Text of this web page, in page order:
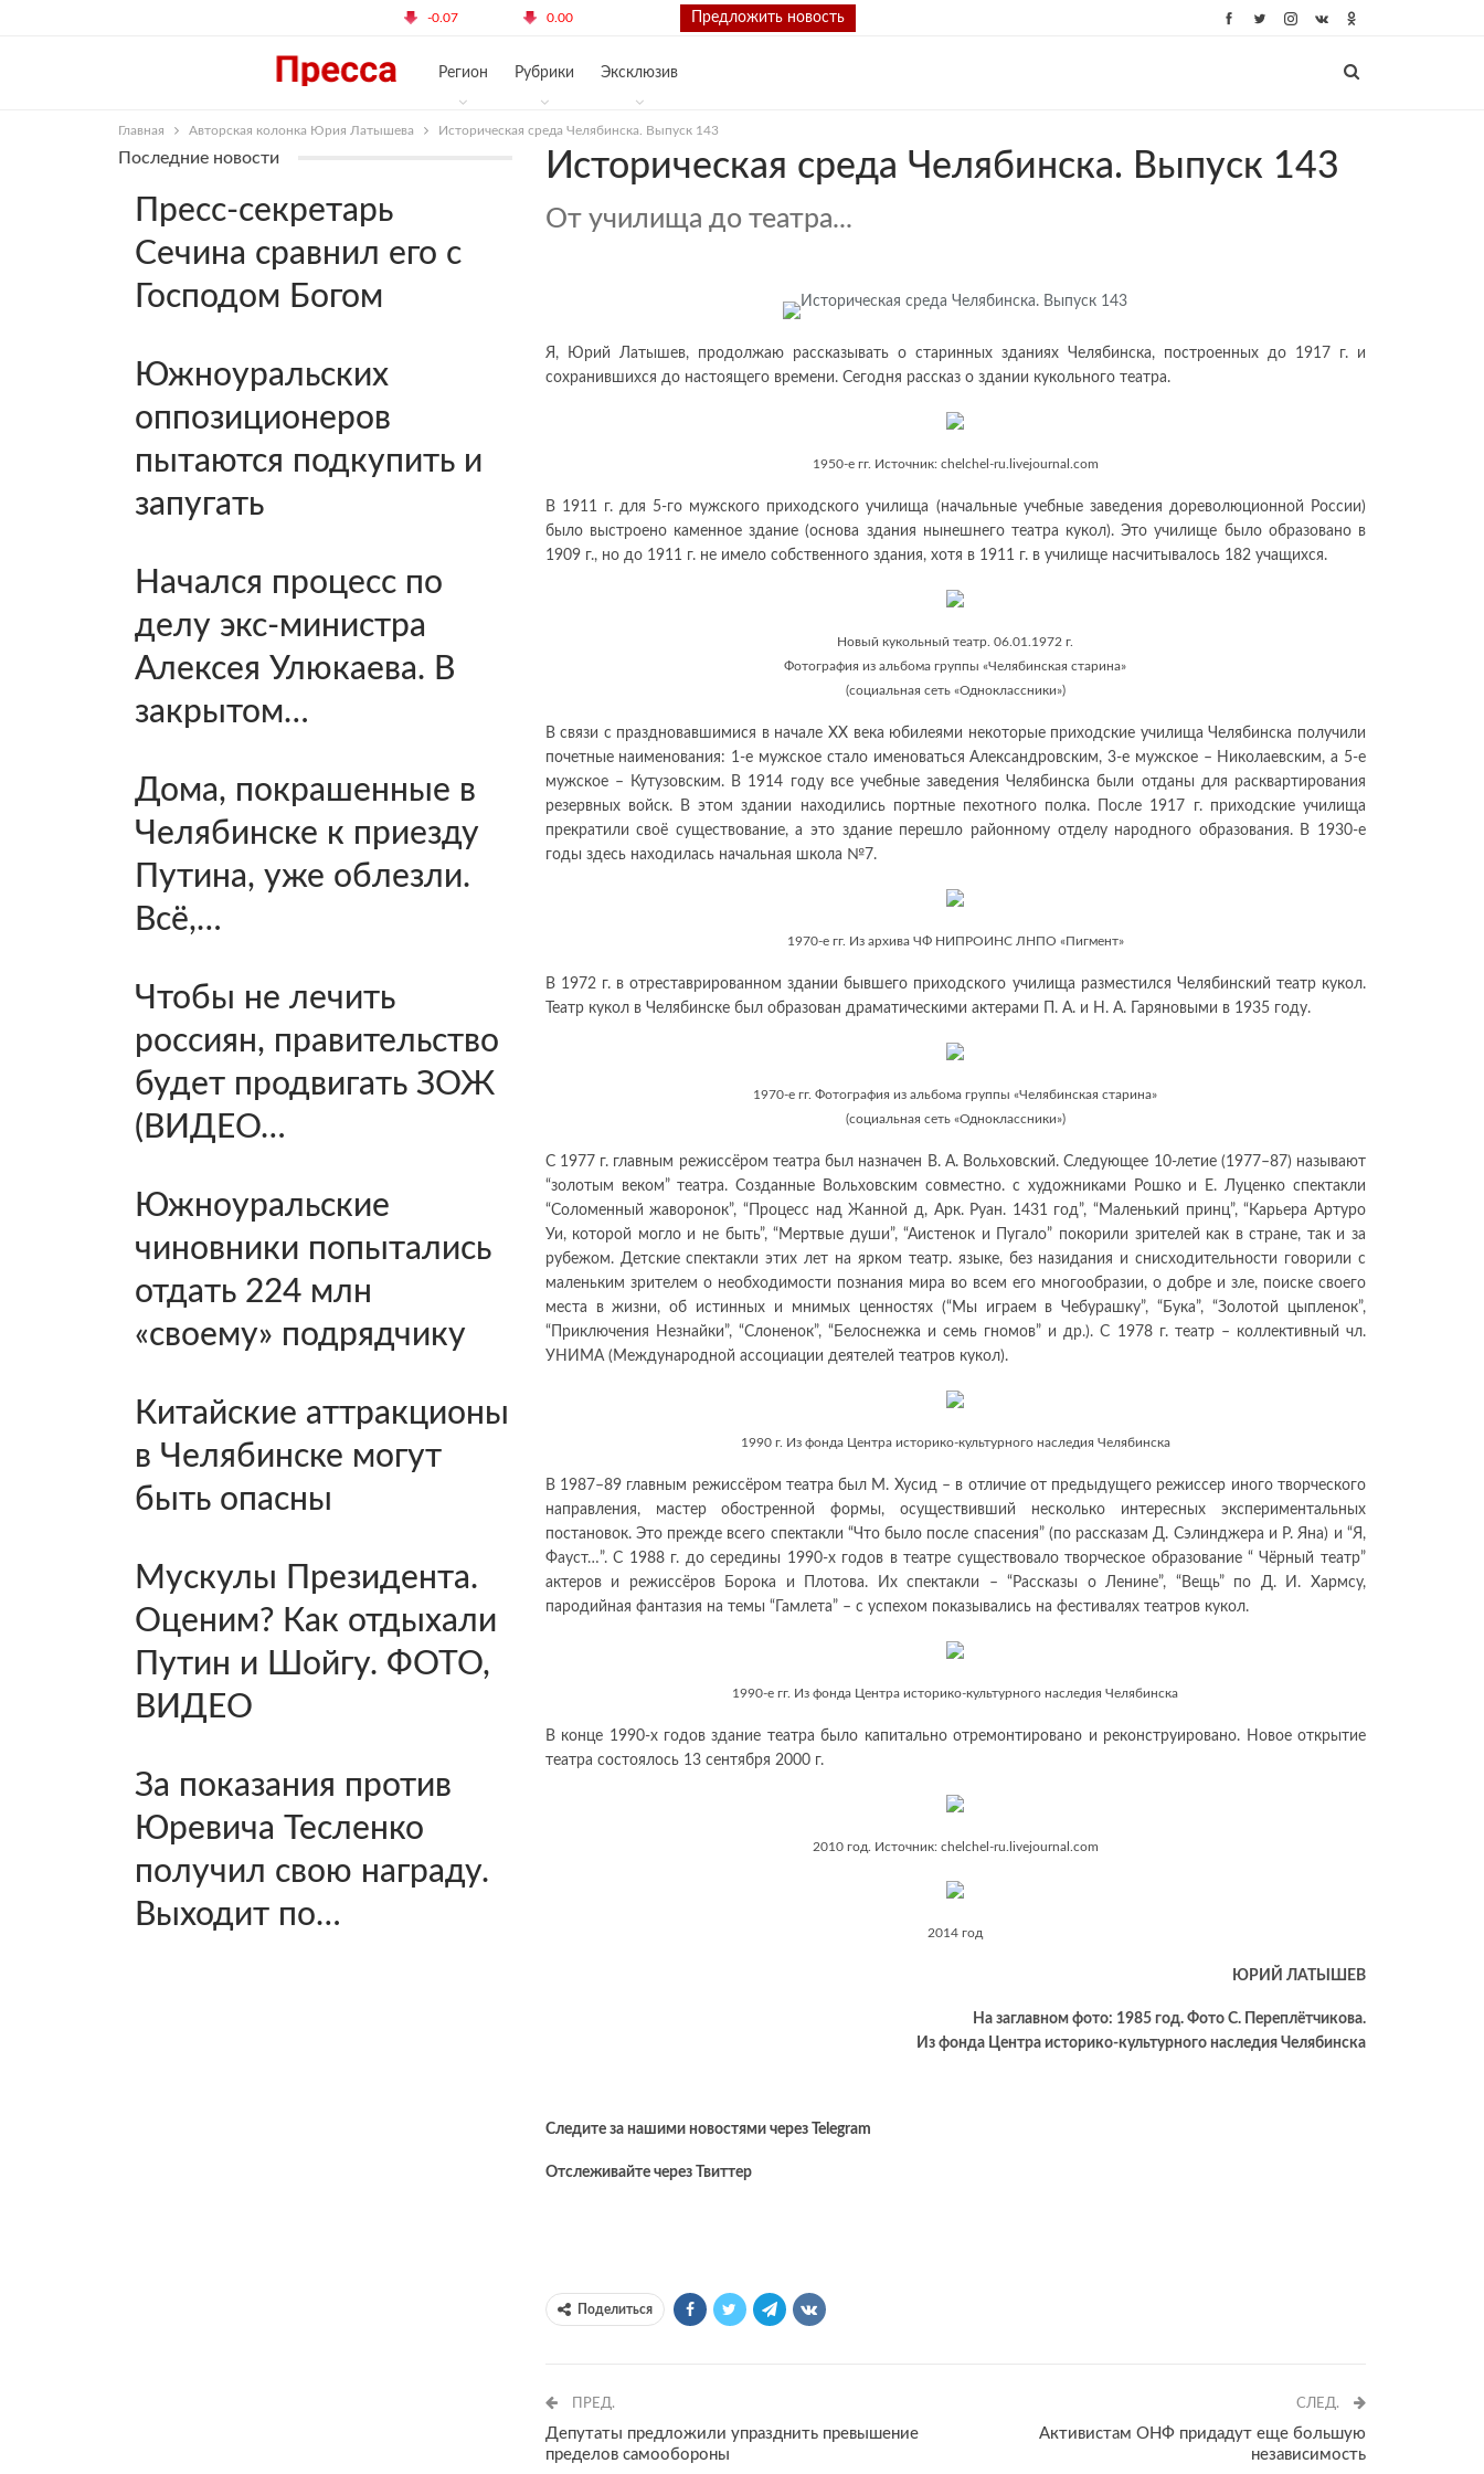
-0.07 0.00 Предложить новость
Регион Рубрики Эксклюзив
Главная Авторская колонка Юрия Латышева Историческая среда Челябинска. Выпуск 143
Историческая среда Челябинска. Выпуск 143
От училища до театра...
Я, Юрий Латышев, продолжаю рассказывать о старинных зданиях Челябинска, построенных до 1917 г. и
сохранившихся до настоящего времени. Сегодня рассказ о здании кукольного театра.
1950-е гг. Источник: chelchel-ru.livejournal.com
В 1911 г. для 5-го мужского приходского училища (начальные учебные заведения дореволюционной России)
было выстроено каменное здание (основа здания нынешнего театра кукол). Это училище было образовано в
1909 г., но до 1911 г. не имело собственного здания, хотя в 1911 г. в училище насчитывалось 182 учащихся.
Новый кукольный театр. 06.01.1972 г.
Фотография из альбома группы «Челябинская старина»
(социальная сеть «Одноклассники»)
В связи с праздновавшимися в начале XX века юбилеями некоторые приходские училища Челябинска получили
почетные наименования: 1-е мужское стало именоваться Александровским, 3-е мужское – Николаевским, а 5-е
мужское – Кутузовским. В 1914 году все учебные заведения Челябинска были отданы для расквартирования
резервных войск. В этом здании находились портные пехотного полка. После 1917 г. приходские училища
прекратили своё существование, а это здание перешло районному отделу народного образования. В 1930-е
годы здесь находилась начальная школа №7.
1970-е гг. Из архива ЧФ НИПРОИНС ЛНПО «Пигмент»
В 1972 г. в отреставрированном здании бывшего приходского училища разместился Челябинский театр кукол.
Театр кукол в Челябинске был образован драматическими актерами П. А. и Н. А. Гаряновыми в 1935 году.
1970-е гг. Фотография из альбома группы «Челябинская старина»
(социальная сеть «Одноклассники»)
С 1977 г. главным режиссёром театра был назначен В. А. Вольховский. Следующее 10-летие (1977–87) называют
“золотым веком” театра. Созданные Вольховским совместно. с художниками Рошко и Е. Луценко спектакли
“Соломенный жаворонок”, “Процесс над Жанной д, Арк. Руан. 1431 год”, “Маленький принц”, “Карьера Артуро
Уи, которой могло и не быть”, “Мертвые души”, “Аистенок и Пугало” покорили зрителей как в стране, так и за
рубежом. Детские спектакли этих лет на ярком театр. языке, без назидания и снисходительности говорили с
маленьким зрителем о необходимости познания мира во всем его многообразии, о добре и зле, поиске своего
места в жизни, об истинных и мнимых ценностях (“Мы играем в Чебурашку”, “Бука”, “Золотой цыпленок”,
“Приключения Незнайки”, “Слоненок”, “Белоснежка и семь гномов” и др.). С 1978 г. театр – коллективный чл.
УНИМА (Международной ассоциации деятелей театров кукол).
1990 г. Из фонда Центра историко-культурного наследия Челябинска
В 1987–89 главным режиссёром театра был М. Хусид – в отличие от предыдущего режиссер иного творческого
направления, мастер обостренной формы, осуществивший несколько интересных экспериментальных
постановок. Это прежде всего спектакли “Что было после спасения” (по рассказам Д. Сэлинджера и Р. Яна) и “Я,
Фауст…”. С 1988 г. до середины 1990-х годов в театре существовало творческое образование “ Чёрный театр”
актеров и режиссёров Борока и Плотова. Их спектакли – “Рассказы о Ленине”, “Вещь” по Д. И. Хармсу,
пародийная фантазия на темы “Гамлета” – с успехом показывались на фестивалях театров кукол.
1990-е гг. Из фонда Центра историко-культурного наследия Челябинска
В конце 1990-х годов здание театра было капитально отремонтировано и реконструировано. Новое открытие
театра состоялось 13 сентября 2000 г.
2010 год. Источник: chelchel-ru.livejournal.com
2014 год
ЮРИЙ ЛАТЫШЕВ
На заглавном фото: 1985 год. Фото С. Переплётчикова.
Из фонда Центра историко-культурного наследия Челябинска
Следите за нашими новостями через Telegram
Отслеживайте через Твиттер
Поделиться
ПРЕД.
Депутаты предложили упразднить превышение
пределов самообороны
СЛЕД.
Активистам ОНФ придадут еще большую
независимость
Последние новости
Пресс-секретарь
Сечина сравнил его с
Господом Богом
Южноуральских
оппозиционеров
пытаются подкупить и
запугать
Начался процесс по
делу экс-министра
Алексея Улюкаева. В
закрытом…
Дома, покрашенные в
Челябинске к приезду
Путина, уже облезли.
Всё,…
Чтобы не лечить
россиян, правительство
будет продвигать ЗОЖ
(ВИДЕО…
Южноуральские
чиновники попытались
отдать 224 млн
«своему» подрядчику
Китайские аттракционы
в Челябинске могут
быть опасны
Мускулы Президента.
Оценим? Как отдыхали
Путин и Шойгу. ФОТО,
ВИДЕО
За показания против
Юревича Тесленко
получил свою награду.
Выходит по…